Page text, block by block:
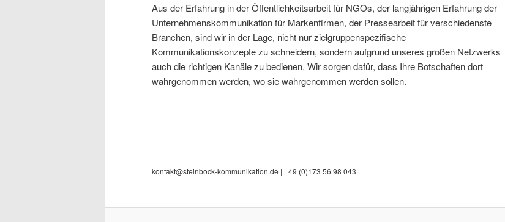
Aus der Erfahrung in der Öffentlichkeitsarbeit für NGOs, der langjährigen Erfahrung der
Unternehmenskommunikation für Markenfirmen, der Pressearbeit für verschiedenste
Branchen, sind wir in der Lage, nicht nur zielgruppenspezifische
Kommunikationskonzepte zu schneidern, sondern aufgrund unseres großen Netzwerks
auch die richtigen Kanäle zu bedienen. Wir sorgen dafür, dass Ihre Botschaften dort
wahrgenommen werden, wo sie wahrgenommen werden sollen.
kontakt@steinbock-kommunikation.de | +49 (0)173 56 98 043